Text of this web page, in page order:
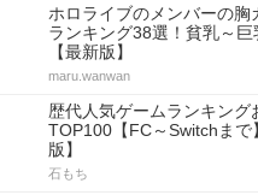
ホロライブのメンバーの胸
ランキング38選！貧乳～巨
【最新版】
maru.wanwan
歴代人気ゲームランキング
TOP100【FC～Switchまで
版】
石もち